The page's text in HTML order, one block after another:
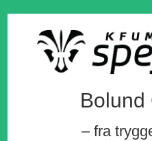
Bolund
– fra